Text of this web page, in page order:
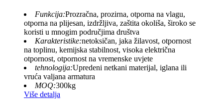
Funkcija:Prozračna, prozirna, otporna na vlagu,
otporna na plijesan, izdržljiva, zaštita okoliša, široko se
koristi u mnogim područjima društva
Karakteristike:netoksičan, jaka žilavost, otpornost
na toplinu, kemijska stabilnost, visoka električna
otpornost, otpornost na vremenske uvjete
tehnologija:Upredeni netkani materijal, iglana ili
vruća valjana armatura
MOQ:300kg
Više detalja